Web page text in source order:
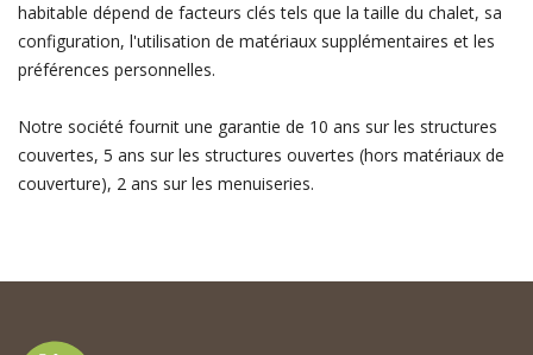
habitable dépend de facteurs clés tels que la taille du chalet, sa
configuration, l'utilisation de matériaux supplémentaires et les
préférences personnelles.
Notre société fournit une garantie de 10 ans sur les structures
couvertes, 5 ans sur les structures ouvertes (hors matériaux de
couverture), 2 ans sur les menuiseries.